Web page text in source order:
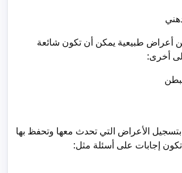
أعراض طبيعية يمكن أن تكون شائعة
أخرى:
بتسجيل الأعراض التي تحدث معها وتحفظ بها
إجابات على أسئلة مثل: